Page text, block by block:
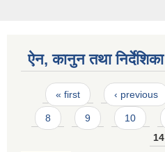
ऐन, कानुन तथा निर्देशिका
Pages
« first ‹ previous
8 9 10
14